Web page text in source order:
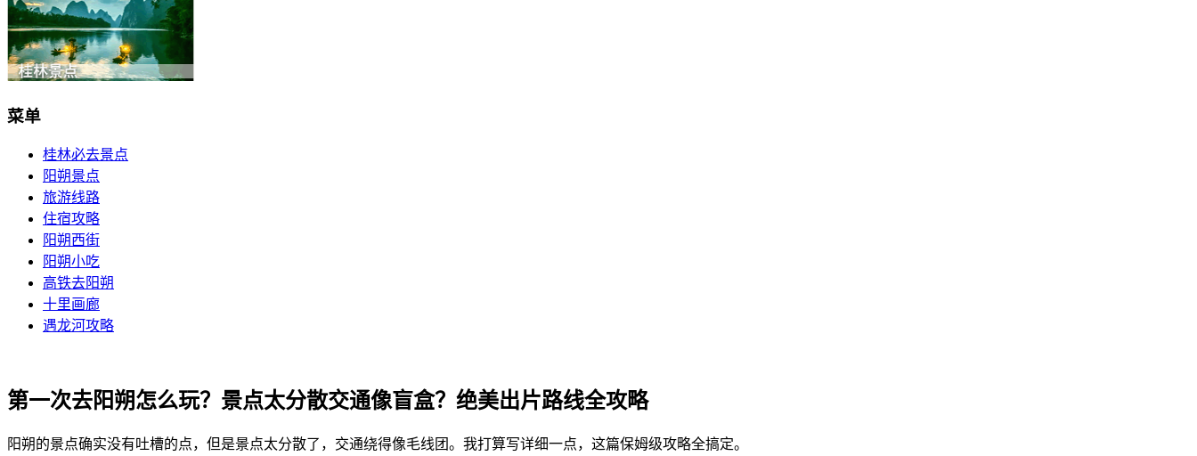
菜单
桂林必去景点
阳朔景点
旅游线路
住宿攻略
阳朔西街
阳朔小吃
高铁去阳朔
十里画廊
遇龙河攻略
第一次去阳朔怎么玩？景点太分散交通像盲盒？绝美出片路线全攻略
阳朔的景点确实没有吐槽的点，但是景点太分散了，交通绕得像毛线团。我打算写详细一点，这篇保姆级攻略全搞定。